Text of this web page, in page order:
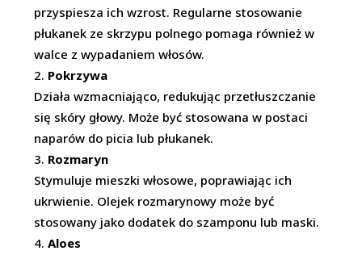
przyspiesza ich wzrost. Regularne stosowanie
płukanek ze skrzypu polnego pomaga również w
walce z wypadaniem włosów.
Pokrzywa
Działa wzmacniająco, redukując przetłuszczanie
się skóry głowy. Może być stosowana w postaci
naparów do picia lub płukanek.
Rozmaryn
Stymuluje mieszki włosowe, poprawiając ich
ukrwienie. Olejek rozmarynowy może być
stosowany jako dodatek do szamponu lub maski.
Aloes